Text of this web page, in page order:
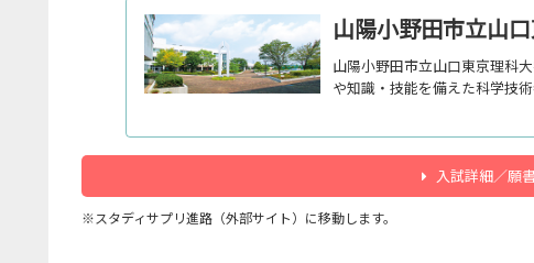
山陽小野田市立山
山陽小野田市立山口東京理科
や知識・技能を備えた科学技術
入試詳細／願
※スタディサプリ進路（外部サイト）に移動します。